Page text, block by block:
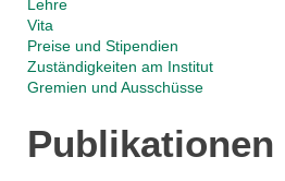
Lehre
Vita
Preise und Stipendien
Zuständigkeiten am Institut
Gremien und Ausschüsse
Publikationen